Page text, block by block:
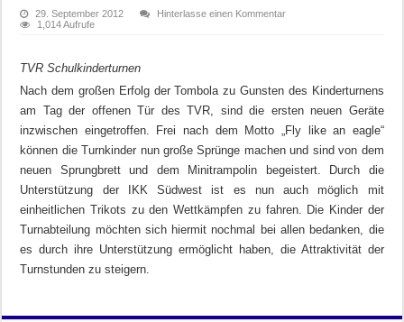
29. September 2012
Hinterlasse einen Kommentar
1,014 Aufrufe
TVR Schulkinderturnen
Nach dem großen Erfolg der Tombola zu Gunsten des Kinderturnens
am Tag der offenen Tür des TVR, sind die ersten neuen Geräte
inzwischen eingetroffen. Frei nach dem Motto „Fly like an eagle“
können die Turnkinder nun große Sprünge machen und sind von dem
neuen Sprungbrett und dem Minitrampolin begeistert. Durch die
Unterstützung der IKK Südwest ist es nun auch möglich mit
einheitlichen Trikots zu den Wettkämpfen zu fahren. Die Kinder der
Turnabteilung möchten sich hiermit nochmal bei allen bedanken, die
es durch ihre Unterstützung ermöglicht haben, die Attraktivität der
Turnstunden zu steigern.